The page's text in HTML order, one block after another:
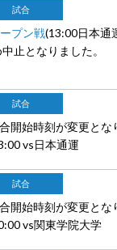
試合
プン戦(13:00日本通
止となりました。
試合
開始時刻が変更とな
vs日本通運
試合
開始時刻が変更とな
vs関東学院大学